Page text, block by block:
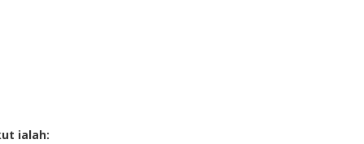
ialah: